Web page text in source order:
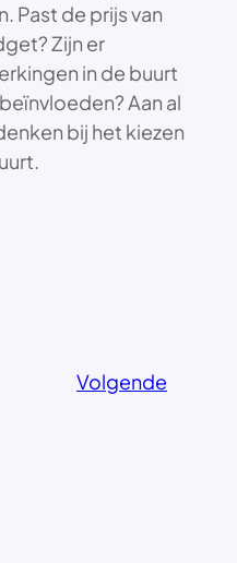
Past de prijs van
Zijn er
in de buurt
Aan al
bij het kiezen
Volgende